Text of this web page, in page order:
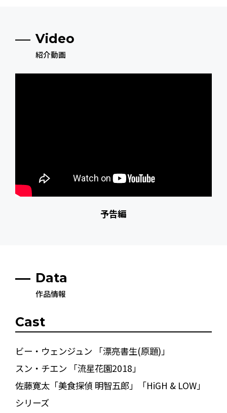
Video
紹介動画
予告編
Data
作品情報
Cast
ビー・ウェンジュン 「漂亮書生(原題)」
スン・チエン 「流星花園2018」
佐藤寛太「美食探偵 明智五郎」「HiGH & LOW」
シリーズ